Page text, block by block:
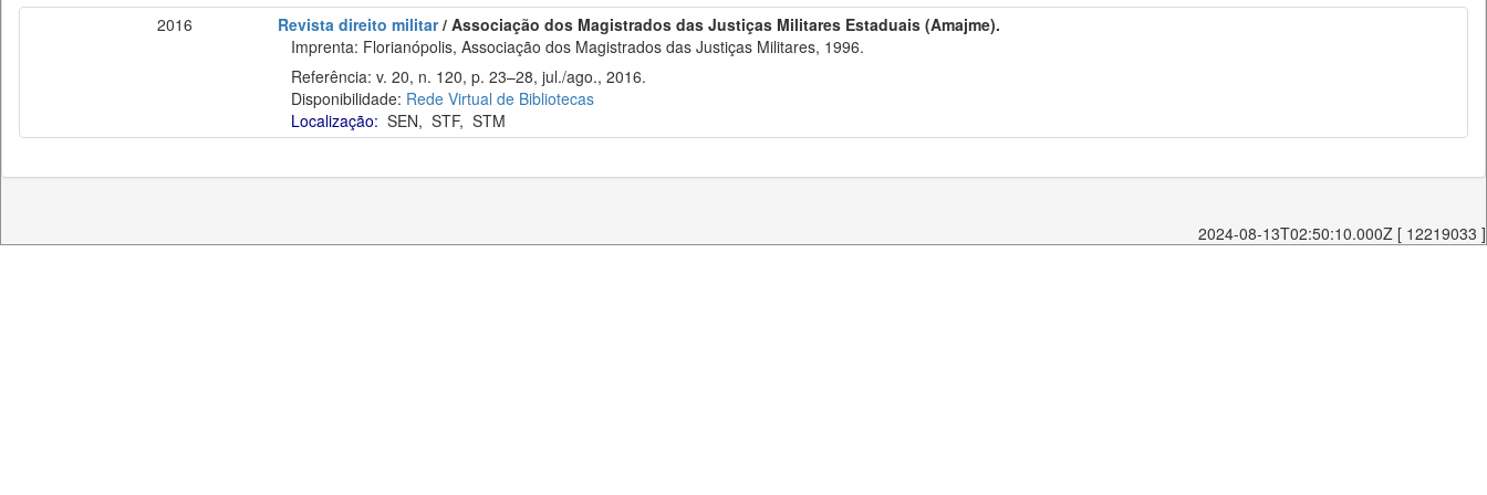
2016 Revista direito militar/ Associação dos Magistrados das Justiças Militares Estaduais (Amajme).
Imprenta: Florianópolis, Associação dos Magistrados das Justiças Militares, 1996.
Referência: v. 20, n. 120, p. 23–28, jul./ago., 2016.
Disponibilidade: Rede Virtual de Bibliotecas
Localização: SEN, STF, STM
2024-08-13T02:50:10.000Z [ 12219033 ]